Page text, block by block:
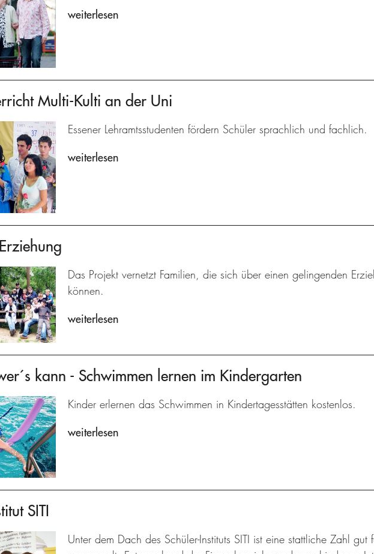
weiterlesen
Multi-Kulti an der Uni
Essener Lehramtsstudenten fördern Schüler sprachlich und fachlich.
weiterlesen
Das Projekt vernetzt Familien, die sich über einen gelingenden
können.
weiterlesen
kann - Schwimmen lernen im Kindergarten
Kinder erlernen das Schwimmen in Kindertagesstätten kostenlos.
weiterlesen
SITI
Unter dem Dach des Schüler-Instituts SITI ist eine stattliche Zahl gut